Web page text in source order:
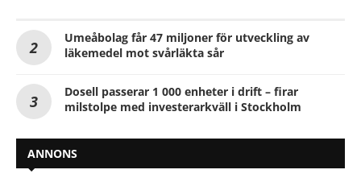
Umeåbolag får 47 miljoner för utveckling av
läkemedel mot svårläkta sår
Dosell passerar 1 000 enheter i drift – firar
milstolpe med investerarkväll i Stockholm
ANNONS